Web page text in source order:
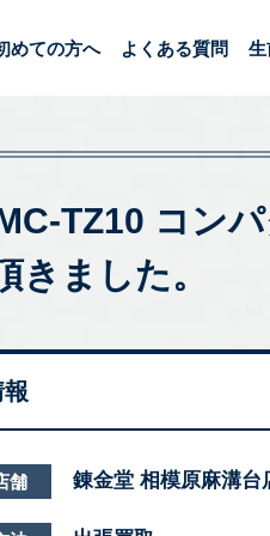
めての方へ よくある質問 生
TZ10 コン
きました。
舗 錬金堂 相模原麻溝台